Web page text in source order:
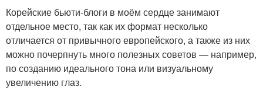
Корейские бьюти-блоги в моём сердце занимают
отдельное место, так как их формат несколько
отличается от привычного европейского, а также из них
можно почерпнуть много полезных советов — например,
по созданию идеального тона или визуальному
увеличению глаз.